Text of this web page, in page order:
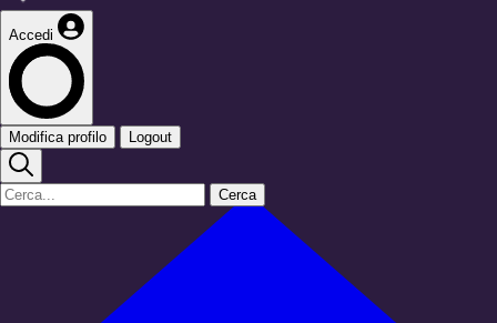
Accedi
Modifica profilo Logout
Cerca